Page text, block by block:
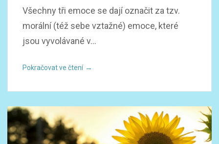
Všechny tři emoce se dají označit za tzv.
morální (též sebe vztažné) emoce, které
jsou vyvolávané v...
Pokračovat ve čtení →